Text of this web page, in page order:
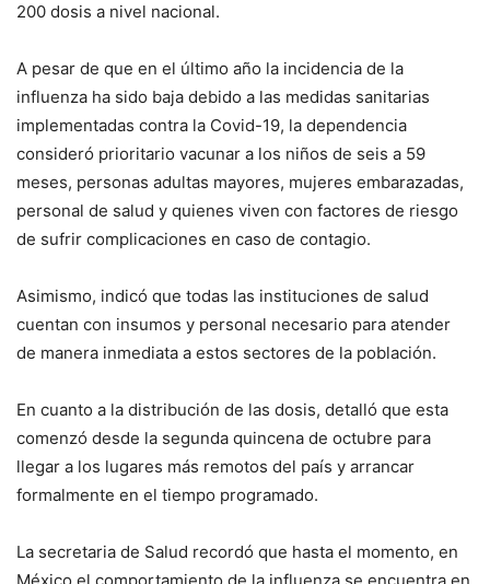
200 dosis a nivel nacional.
A pesar de que en el último año la incidencia de la
influenza ha sido baja debido a las medidas sanitarias
implementadas contra la Covid-19, la dependencia
consideró prioritario vacunar a los niños de seis a 59
meses, personas adultas mayores, mujeres embarazadas,
personal de salud y quienes viven con factores de riesgo
de sufrir complicaciones en caso de contagio.
Asimismo, indicó que todas las instituciones de salud
cuentan con insumos y personal necesario para atender
de manera inmediata a estos sectores de la población.
En cuanto a la distribución de las dosis, detalló que esta
comenzó desde la segunda quincena de octubre para
llegar a los lugares más remotos del país y arrancar
formalmente en el tiempo programado.
La secretaria de Salud recordó que hasta el momento, en